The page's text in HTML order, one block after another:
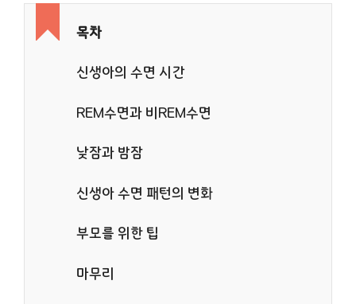
목차
신생아의 수면 시간
REM수면과 비REM수면
낮잠과 밤잠
신생아 수면 패턴의 변화
부모를 위한 팁
마무리